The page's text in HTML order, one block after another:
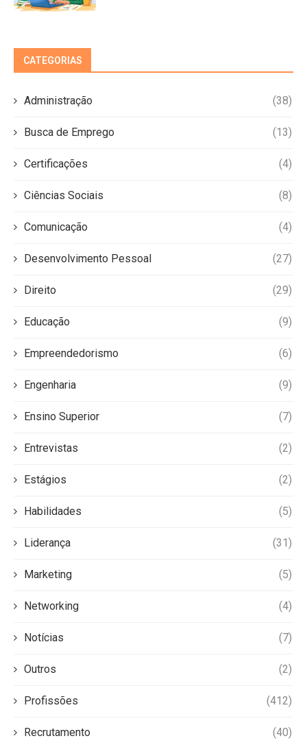
CATEGORIAS
Administração (38)
Busca de Emprego (13)
Certificações (4)
Ciências Sociais (8)
Comunicação (4)
Desenvolvimento Pessoal (27)
Direito (29)
Educação (9)
Empreendedorismo (6)
Engenharia (9)
Ensino Superior (7)
Entrevistas (2)
Estágios (2)
Habilidades (5)
Liderança (31)
Marketing (5)
Networking (4)
Notícias (7)
Outros (2)
Profissões (412)
Recrutamento (40)